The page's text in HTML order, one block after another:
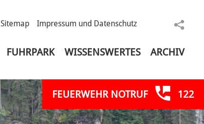
Sitemap Impressum und Datenschutz
FUHRPARK WISSENSWERTES ARCHIV
FEUERWEHR NOTRUF 122